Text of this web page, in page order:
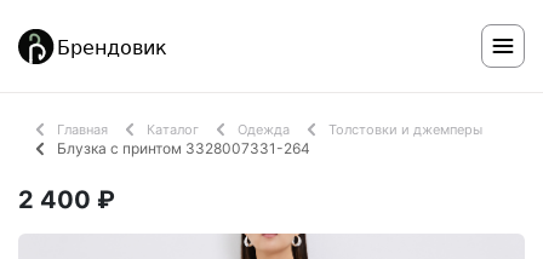
Главная Каталог Одежда Толстовки и джемперы
Блузка с принтом 3328007331-264
2 400 ₽